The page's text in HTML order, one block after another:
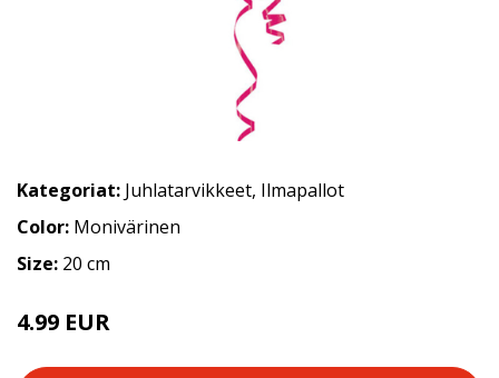
Kategoriat: Juhlatarvikkeet, Ilmapallot
Color: Monivärinen
Size: 20 cm
4.99 EUR